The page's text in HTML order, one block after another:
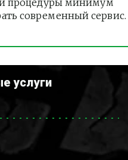
процедуры минимум
современный сервис.
услуги